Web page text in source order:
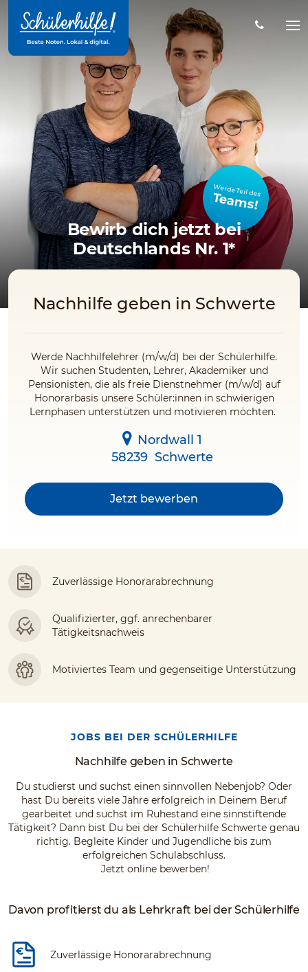
Hauptinhalt
Werde Teil des
Teams!
Bewirb dich jetzt bei
Deutschlands Nr. 1*
Nachhilfe geben in Schwerte
Werde Nachhilfelehrer (m/w/d) bei der Schülerhilfe.
Wir suchen Studenten, Lehrer, Akademiker und
Pensionisten, die als freie Dienstnehmer (m/w/d) auf
Honorarbasis unsere Schüler:innen in schwierigen
Lernphasen unterstützen und motivieren möchten.
Nordwall 1
58239 Schwerte
Jetzt bewerben
Zuverlässige Honorarabrechnung
Qualifizierter, ggf. anrechenbarer
Tätigkeitsnachweis
Motiviertes Team und gegenseitige Unterstützung
JOBS BEI DER SCHÜLERHILFE
Nachhilfe geben in Schwerte
Du studierst und suchst einen sinnvollen Nebenjob? Oder
hast Du bereits viele Jahre erfolgreich in Deinem Beruf
gearbeitet und suchst im Ruhestand eine sinnstiftende
Tätigkeit? Dann bist Du bei der Schülerhilfe Schwerte genau
richtig. Begleite Kinder und Jugendliche bis zum
erfolgreichen Schulabschluss.
Jetzt online bewerben!
Davon profitierst du als Lehrkraft bei der Schülerhilfe
Zuverlässige Honorarabrechnung